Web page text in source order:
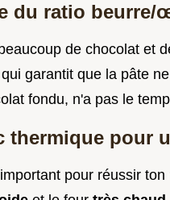
du ratio beurre/
de chocolat et
garantit que la pâte
fondu, n'a pas le
thermique pour
pour réussir